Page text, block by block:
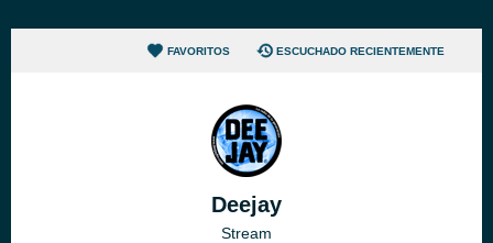
FAVORITOS ESCUCHADO RECIENTEMENTE
Deejay
Stream